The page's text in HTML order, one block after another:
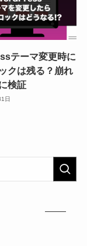
テーマ変更時に
クは残る？崩れ
検証
日